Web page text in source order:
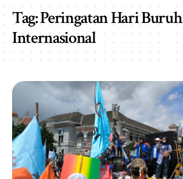
Tag:Peringatan Hari Buruh
Internasional